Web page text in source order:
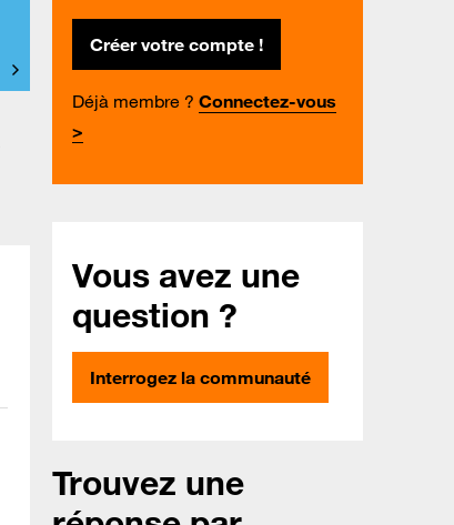
Créer votre compte !
Déjà membre ? Connectez-vous
>
Vous avez une
question ?
Interrogez la communauté
Trouvez une